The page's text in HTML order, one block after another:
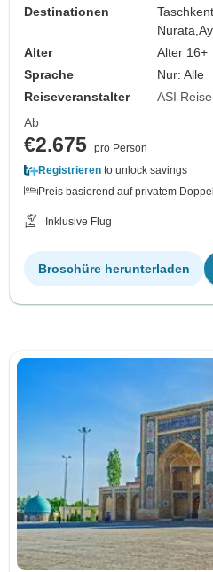
Destinationen
Nurata,
Alter
Alter 16+
Sprache
Nur: Alle
Reiseveranstalter
ASI
Ab
€2.675 pro Person
Registrieren to unlock savings
Preis basierend auf privatem
Inklusive Flug
Broschüre herunterladen